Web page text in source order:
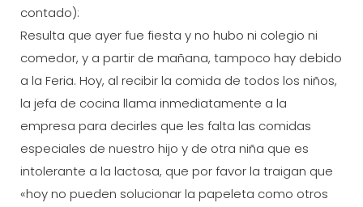
contado):
Resulta que ayer fue fiesta y no hubo ni colegio ni
comedor, y a partir de mañana, tampoco hay debido
a la Feria. Hoy, al recibir la comida de todos los niños,
la jefa de cocina llama inmediatamente a la
empresa para decirles que les falta las comidas
especiales de nuestro hijo y de otra niña que es
intolerante a la lactosa, que por favor la traigan que
«hoy no pueden solucionar la papeleta como otros